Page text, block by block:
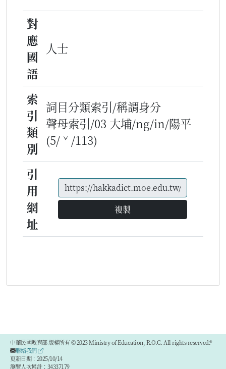
對
應
國
語
人士
索
引
類
別
詞目分類索引/稱謂身分
聲母索引/03 大埔/ng/in/陽平
(5/ˇ/113)
引
用
網
址
複製
中華民國教育部 版權所有 © 2023 Ministry of Education, R.O.C. All rights reserved.®
聯絡我們
更新日期：2025/10/14
瀏覽人次累計：34337179